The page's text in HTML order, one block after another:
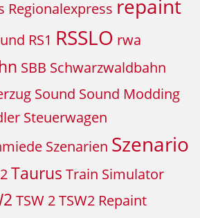
Regionalexpress repaint
RS1 RSSLO rwa
SBB Schwarzwaldbahn
Sound Sound Modding
Steuerwagen
Szenarien Szenario
Taurus Train Simulator
TSW 2TSW2 Repaint